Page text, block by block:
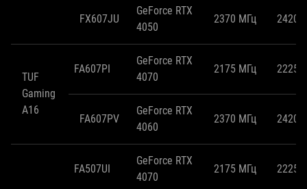
FX607JU
GeForce RTX
4050
2370 МГц 2420
TUF
Gaming
A16
FA607PI
GeForce RTX
4070
2175 МГц 2225
FA607PV
GeForce RTX
4060
2370 МГц 2420
FA507UI
GeForce RTX
4070
2175 МГц 2225